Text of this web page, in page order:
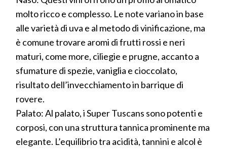
molto ricco e complesso. Le note variano in base
alle varietà di uva e al metodo di vinificazione, ma
è comune trovare aromi di frutti rossi e neri
maturi, come more, ciliegie e prugne, accanto a
sfumature di spezie, vaniglia e cioccolato,
risultato dell’invecchiamento in barrique di
rovere.
Palato: Al palato, i Super Tuscans sono potenti e
corposi, con una struttura tannica prominente ma
elegante. L’equilibrio tra acidità, tannini e alcol è